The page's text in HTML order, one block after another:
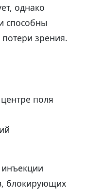
однако
способны
зрения.
поля
блокирующих